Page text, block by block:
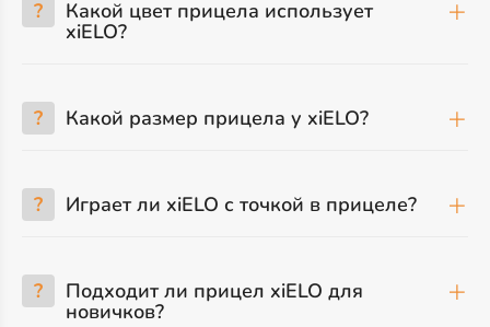
? Какой цвет прицела использует
xiELO?
? Какой размер прицела у xiELO?
? Играет ли xiELO с точкой в прицеле?
? Подходит ли прицел xiELO для
новичков?